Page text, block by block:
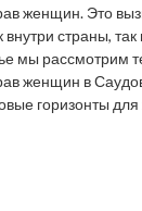
женщин. Это
внутри страны, так
мы рассмотрим
женщин в
горизонты